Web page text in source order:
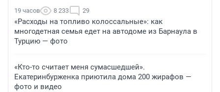
19 часов 8 233 29
«Расходы на топливо колоссальные»: как
многодетная семья едет на автодоме из Барнаула в
Турцию — фото
«Кто-то считает меня сумасшедшей».
Екатеринбурженка приютила дома 200 жирафов —
фото и видео